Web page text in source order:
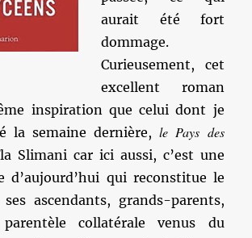
aurait été fort
dommage.
Curieusement, cet
excellent roman
inspiration que celui dont je
la semaine dernière,le Pays des
Slimani car ici aussi, c’est une
d’aujourd’hui qui reconstitue le
ascendants, grands-parents,
collatérale venus du